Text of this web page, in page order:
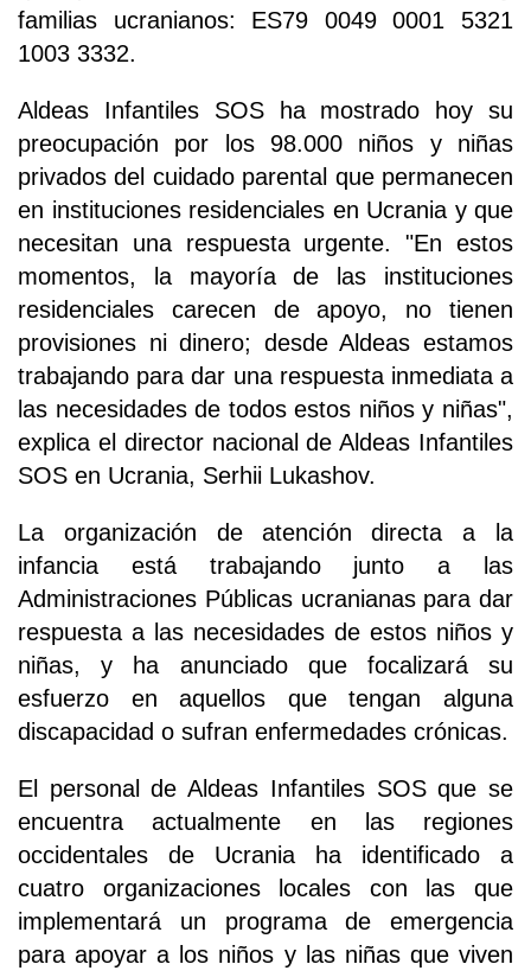
familias ucranianos: ES79 0049 0001 5321
1003 3332.
Aldeas Infantiles SOS ha mostrado hoy su
preocupación por los 98.000 niños y niñas
privados del cuidado parental que permanecen
en instituciones residenciales en Ucrania y que
necesitan una respuesta urgente. "En estos
momentos, la mayoría de las instituciones
residenciales carecen de apoyo, no tienen
provisiones ni dinero; desde Aldeas estamos
trabajando para dar una respuesta inmediata a
las necesidades de todos estos niños y niñas",
explica el director nacional de Aldeas Infantiles
SOS en Ucrania, Serhii Lukashov.
La organización de atención directa a la
infancia está trabajando junto a las
Administraciones Públicas ucranianas para dar
respuesta a las necesidades de estos niños y
niñas, y ha anunciado que focalizará su
esfuerzo en aquellos que tengan alguna
discapacidad o sufran enfermedades crónicas.
El personal de Aldeas Infantiles SOS que se
encuentra actualmente en las regiones
occidentales de Ucrania ha identificado a
cuatro organizaciones locales con las que
implementará un programa de emergencia
para apoyar a los niños y las niñas que viven